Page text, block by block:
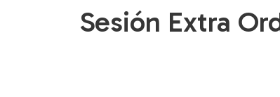
Sesión Extra